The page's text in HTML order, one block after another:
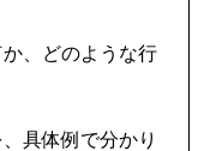
、どのような行
具体例で分かり